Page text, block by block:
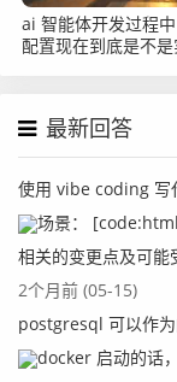
ai 智能体开发过程
配置现在到底是不是
最新回答
使用 vibe coding 写
场景：
相关的变更点及可能
2个月前 (05-15)
postgresql 可以作为
docker 启动的话